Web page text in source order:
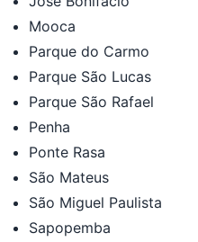
Mooca
Parque do Carmo
Parque São Lucas
Parque São Rafael
Penha
Ponte Rasa
São Mateus
São Miguel Paulista
Sapopemba